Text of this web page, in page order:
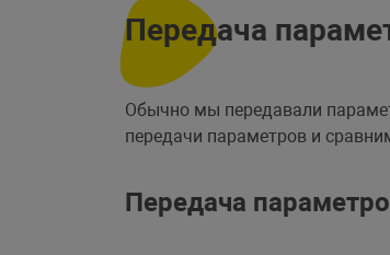
Передача
Обычно мы передавали
передачи параметров и
Передача